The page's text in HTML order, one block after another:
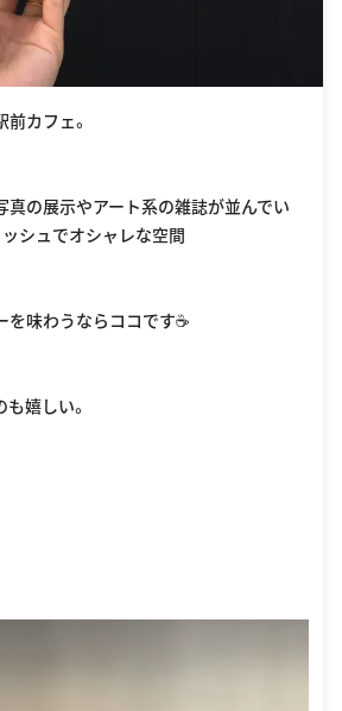
カフェ。
真の展示やアート系の雑誌が並んでい
シュでオシャレな空間
を味わうならココです☕️
嬉しい。